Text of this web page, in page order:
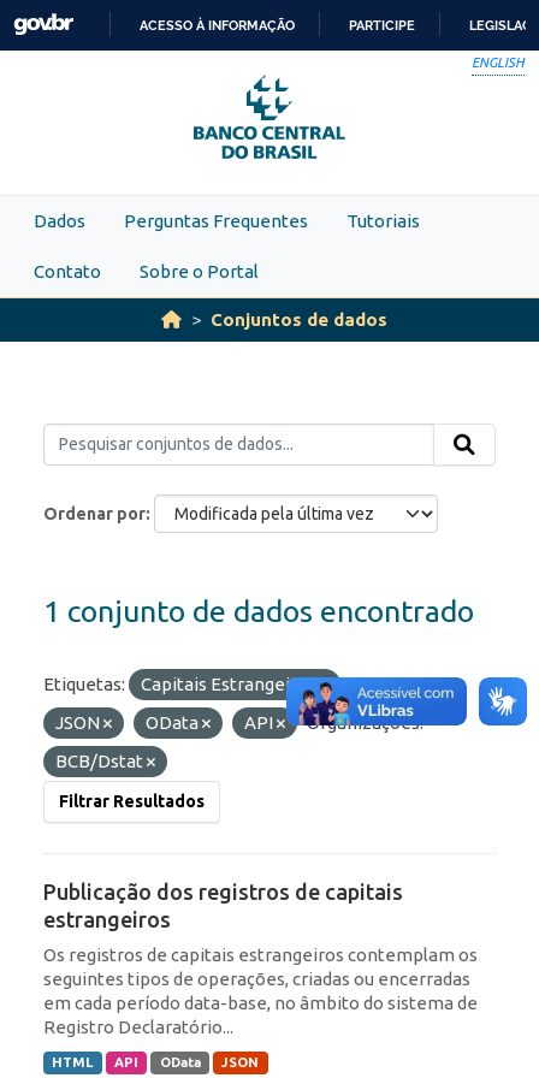
Skip to main content
PARA
O
CONTEÚDO
ACESSO À INFORMAÇÃO PARTICIPE
ENGLISH
Dados Perguntas Frequentes Tutoriais
Contato Sobre o Portal
Conjuntos de dados
Ordenar por
1 conjunto de dados encontrado
Etiquetas: Capitais Estrangeiros
Formatos:
JSON
OData API
Organizações:
BCB/Dstat
Filtrar Resultados
Publicação dos registros de capitais
estrangeiros
Os registros de capitais estrangeiros contemplam os
seguintes tipos de operações, criadas ou encerradas
em cada período data-base, no âmbito do sistema de
Registro Declaratório...
HTML API OData JSON